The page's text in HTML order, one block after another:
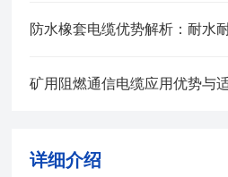
防水橡套电缆优势解析：耐水
矿用阻燃通信电缆应用优势与
详细介绍